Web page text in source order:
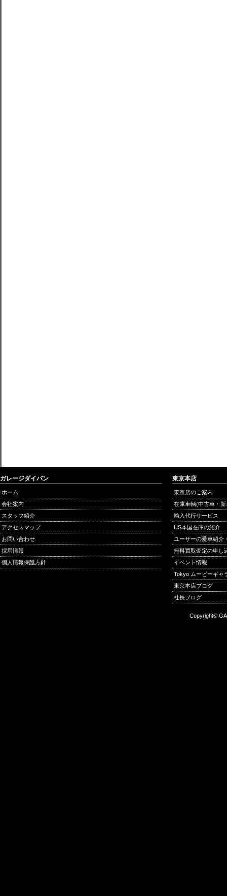
ガレージダイバン
ホーム
会社案内
スタッフ紹介
アクセスマップ
お問い合わせ
採用情報
個人情報保護方針
東京本店
東京店のご案内
在庫車輌(中古車・
輸入代行サービス
US本国在庫の紹介
ユーザーの愛車紹介
無料買取査定の申し
イベント情報
Tokyo ムービーギャ
東京本店ブログ
社長ブログ
Copyright©